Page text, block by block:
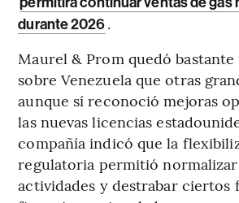
durante 2026.
Maurel & Prom quedó bastante
sobre Venezuela que otras
aunque sí reconoció mejoras
las nuevas licencias
compañía indicó que la
regulatoria permitió
actividades y destrabar ciertos